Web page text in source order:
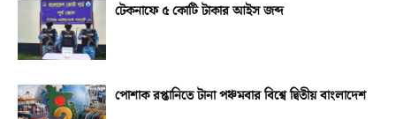
টেকনাফে ৫ কোটি টাকার আইস জব্দ
পোশাক রপ্তানিতে টানা পঞ্চমবার বিশ্বে দ্বিতীয় বাংলাদেশ